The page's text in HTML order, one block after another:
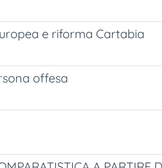
e riforma Cartabia
offesa